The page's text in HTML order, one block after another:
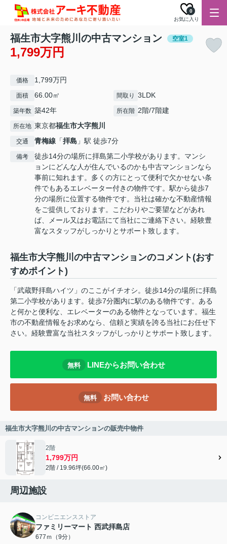
お気に入り
0
福生市大字熊川の中古マンション 空室1
1,799万円
価格 1,799万円
面積 66.00㎡ 間取り 3LDK
築年数 築42年 所在階 2階/7階建
所在地 東京都福生市大字熊川
交通 青梅線 「拝島 」駅 徒歩7分
備考
徒歩14分の場所に拝島第二小学校があります。マンシ
ョンにどんな人が住んでいるのかも中古マンションなら
事前に知れます。多くの方にとって便利で欠かせない条
件でもあるエレベーター付きの物件です。駅から徒歩7
分の場所に位置する物件です。当社は確かな不動産情報
をご提供しております。こだわりやご要望などがあれ
ば、メール又はお電話にて当社にご連絡下さい。経験豊
富なスタッフがしっかりとサポート致します。
福生市大字熊川の中古マンションのコメント(おす
すめポイント)
「武蔵野拝島ハイツ」のここがイチオシ。徒歩14分の場所に拝島
第二小学校があります。徒歩7分圏内に駅のある物件です。ある
と何かと便利な、エレベーターのある物件となっています。福生
市の不動産情報をお求めなら、信頼と実績を誇る当社にお任せ下
さい。経験豊富な当社スタッフがしっかりとサポート致します。
無料 LINEからお問い合わせ
無料 お問い合わせ
福生市大字熊川の中古マンションの販売中物件
2階
1,799万円
2階 / 19.96坪(66.00㎡)
周辺施設
コンビニエンスストア
ファミリーマート 西武拝島店
677ｍ（9分）